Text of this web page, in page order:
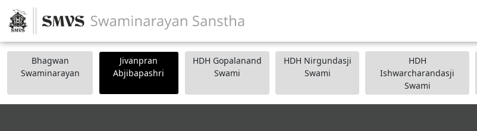
Bhagwan
Swaminarayan
Jivanpran
Abjibapashri
HDH Gopalanand
Swami
HDH Nirgundasji
Swami
HDH
Ishwarcharandasji
Swami